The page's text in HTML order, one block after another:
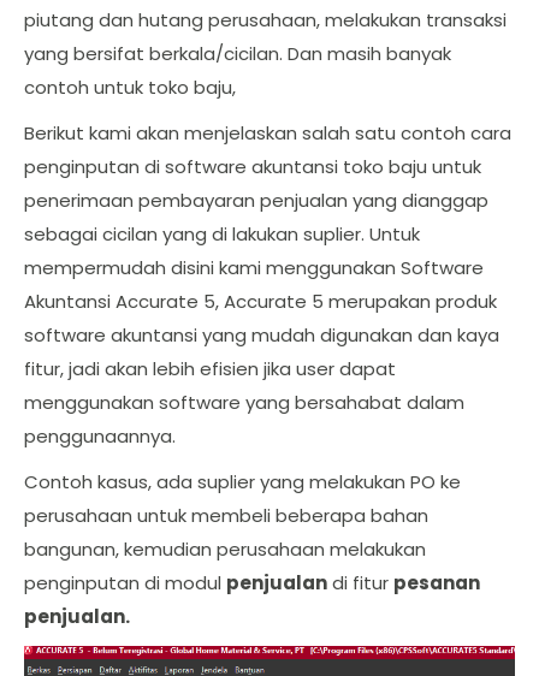
piutang dan hutang perusahaan, melakukan transaksi
yang bersifat berkala/cicilan. Dan masih banyak
contoh untuk toko baju,
Berikut kami akan menjelaskan salah satu contoh cara
penginputan di software akuntansi toko baju untuk
penerimaan pembayaran penjualan yang dianggap
sebagai cicilan yang di lakukan suplier. Untuk
mempermudah disini kami menggunakan Software
Akuntansi Accurate 5, Accurate 5 merupakan produk
software akuntansi yang mudah digunakan dan kaya
fitur, jadi akan lebih efisien jika user dapat
menggunakan software yang bersahabat dalam
penggunaannya.
Contoh kasus, ada suplier yang melakukan PO ke
perusahaan untuk membeli beberapa bahan
bangunan, kemudian perusahaan melakukan
penginputan di modul penjualandi fitur pesanan
penjualan.